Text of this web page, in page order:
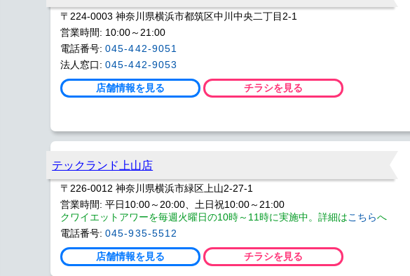
〒224-0003 神奈川県横浜市都筑区中川中央二丁目2-1
営業時間: 10:00～21:00
電話番号: 045-442-9051
法人窓口: 045-442-9053
店舗情報を見る チラシを見る
テックランド上山店
〒226-0012 神奈川県横浜市緑区上山2-27-1
営業時間: 平日10:00～20:00、土日祝10:00～21:00
クワイエットアワーを毎週火曜日の10時～11時に実施中。詳細はこちらへ
電話番号: 045-935-5512
店舗情報を見る チラシを見る